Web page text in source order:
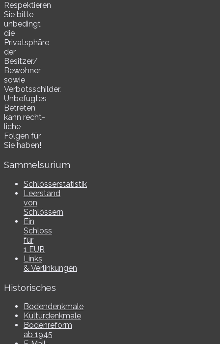
Respektieren
Sie bitte
unbe­dingt
die
Privatsphäre
der
Besitzer/​
Bewohner
sowie
Verbotsschilder.
Unbefugtes
Betreten
kann recht­
li­che
Folgen für
Sie haben!
Sammelsurium
Schlösserstatistik
Leerstand
von
Schlössern
Ein
Schloss
für
1 EUR
Links
& Verlinkungen
Historisches
Bodendenkmale
Kulturdenkmale
Bodenreform
ab 1945